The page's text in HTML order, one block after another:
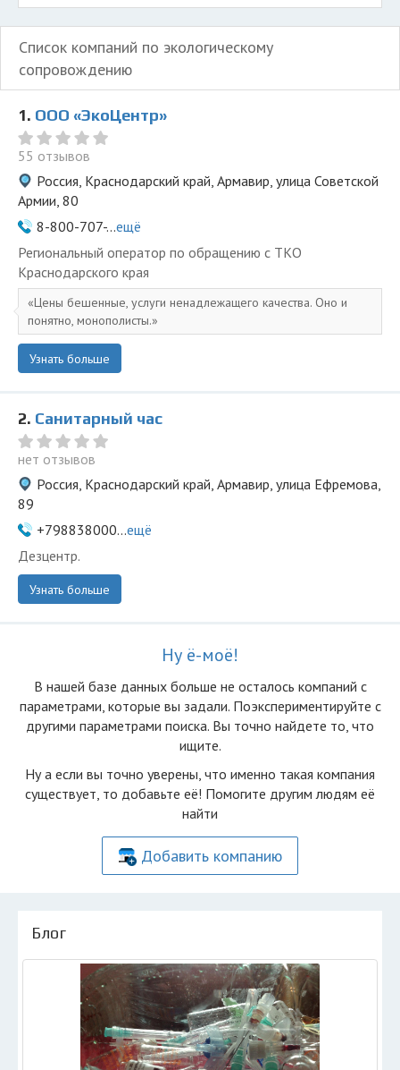
Список компаний по экологическому
сопровождению
1. ООО «ЭкоЦентр»
55 отзывов
Россия, Краснодарский край, Армавир, улица Советской
Армии, 80
8-800-707-...ещё
Региональный оператор по обращению с ТКО
Краснодарского края
Цены бешенные, услуги ненадлежащего качества. Оно и
понятно, монополисты.
Узнать больше
2. Санитарный час
нет отзывов
Россия, Краснодарский край, Армавир, улица Ефремова,
89
+798838000...ещё
Дезцентр.
Узнать больше
Ну ё-моё!
В нашей базе данных больше не осталоcь компаний с
параметрами, которые вы задали. Поэкспериментируйте с
другими параметрами поиска. Вы точно найдете то, что
ищите.
Ну а если вы точно уверены, что именно такая компания
существует, то добавьте её! Помогите другим людям её
найти
Добавить компанию
Блог